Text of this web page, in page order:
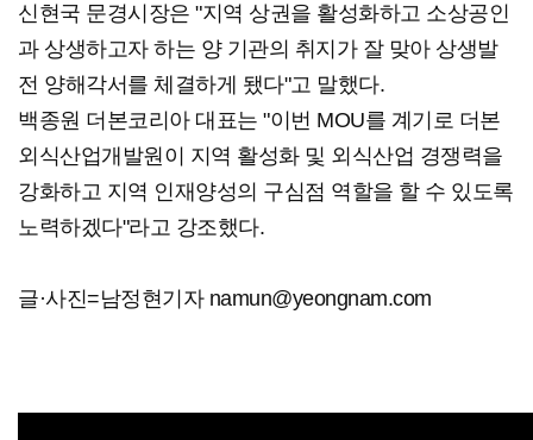
신현국 문경시장은 "지역 상권을 활성화하고 소상공인
과 상생하고자 하는 양 기관의 취지가 잘 맞아 상생발
전 양해각서를 체결하게 됐다"고 말했다.
백종원 더본코리아 대표는 "이번 MOU를 계기로 더본
외식산업개발원이 지역 활성화 및 외식산업 경쟁력을
강화하고 지역 인재양성의 구심점 역할을 할 수 있도록
노력하겠다"라고 강조했다.
글·사진=남정현기자 namun@yeongnam.com